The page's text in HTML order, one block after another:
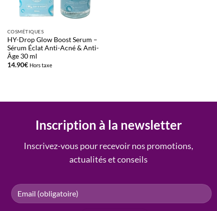
COSMÉTIQUES
HY-Drop Glow Boost Serum –
Sérum Éclat Anti-Acné & Anti-
Âge 30 ml
14.90€ Hors taxe
Inscription à la newsletter
Inscrivez-vous pour recevoir nos promotions,
actualités et conseils